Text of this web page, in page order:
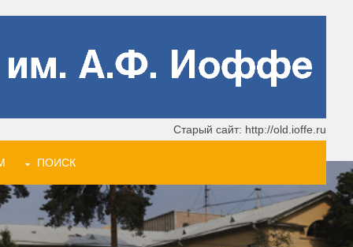
Старый сайт: http://old.ioffe.ru
ПОИСК